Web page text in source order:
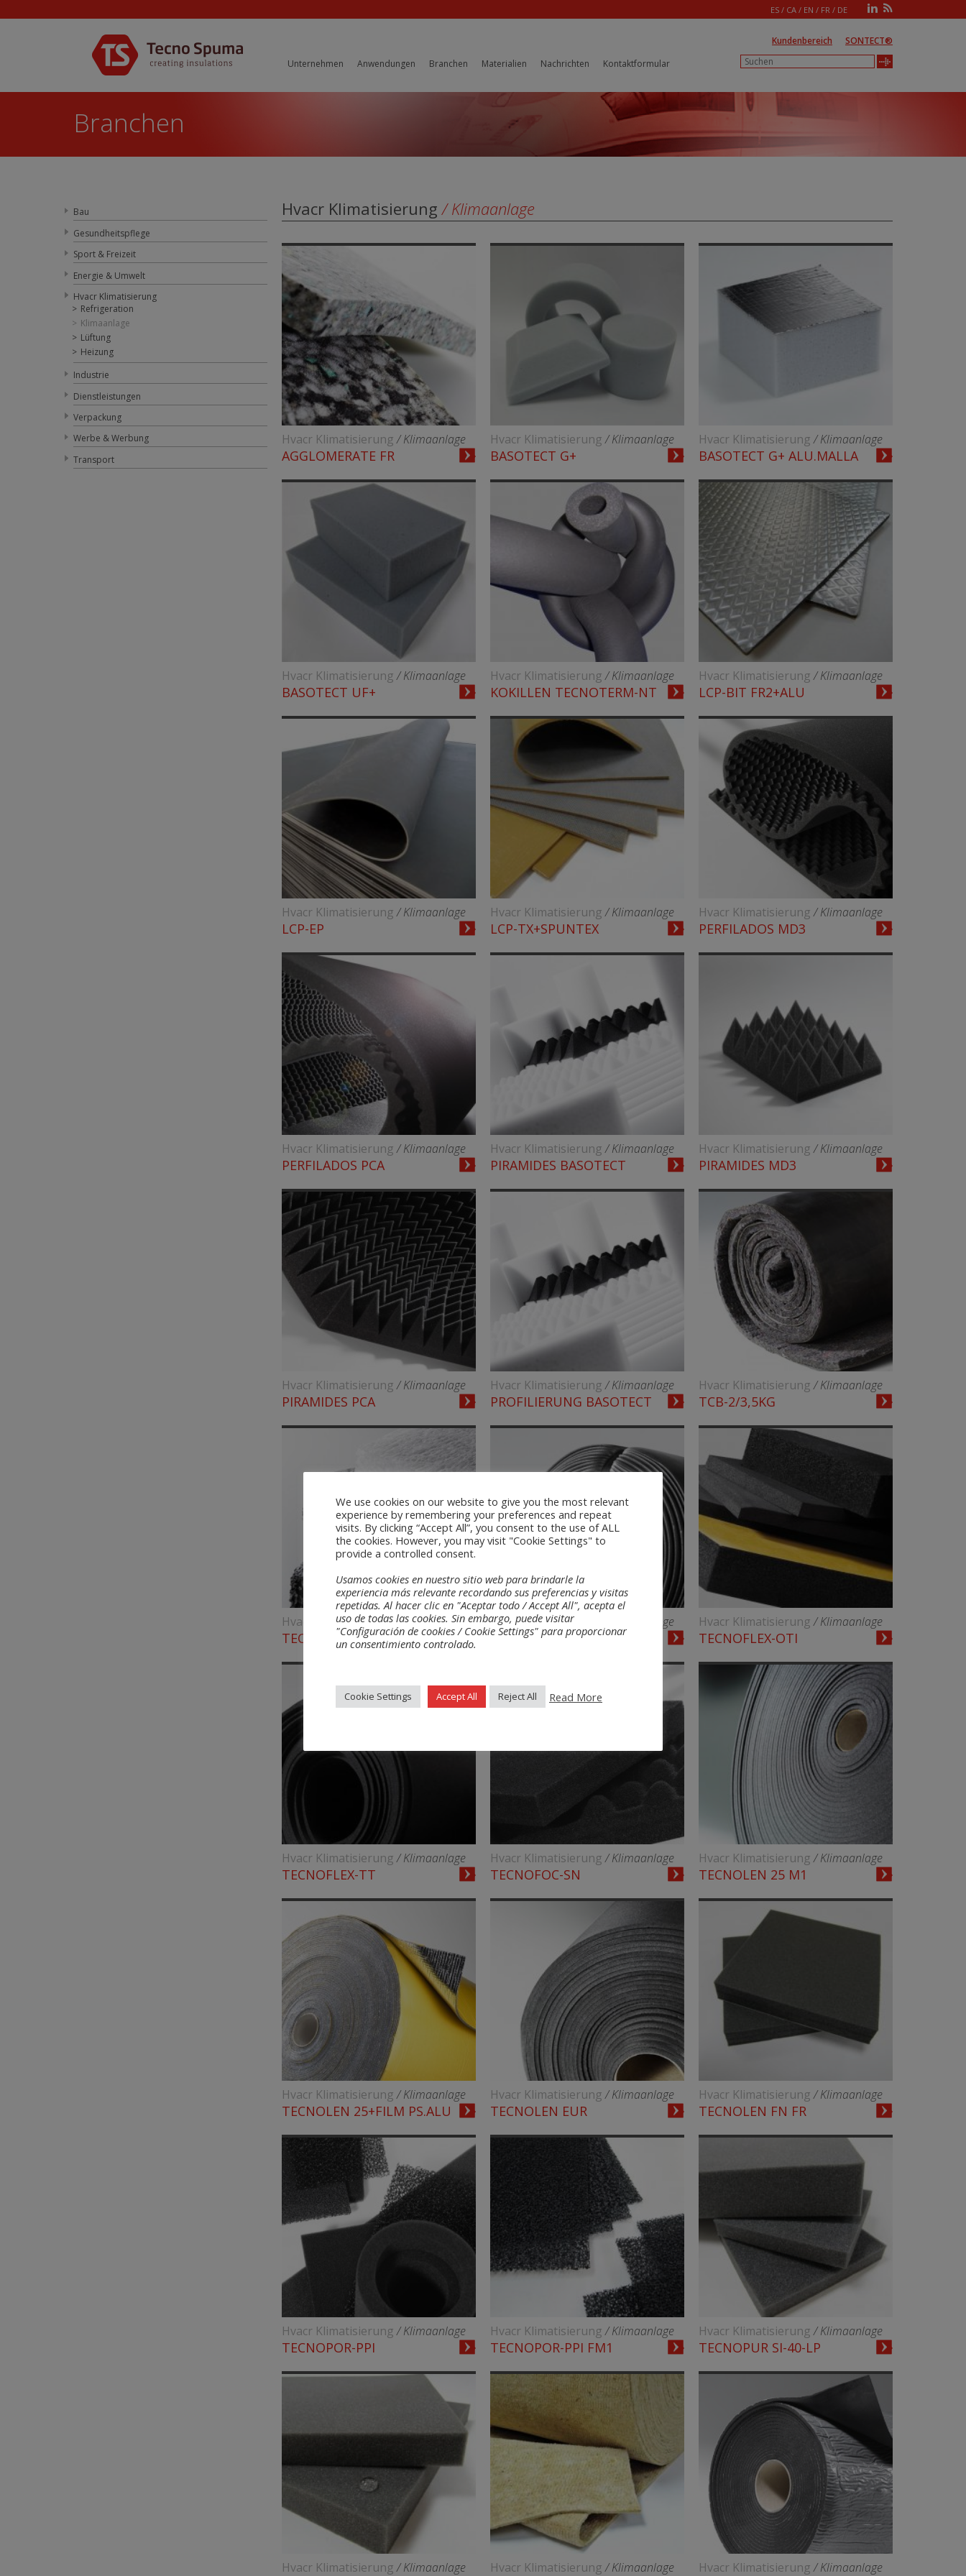
ES / CA / EN / FR / DE
Unternehmen Anwendungen Branchen Materialien Nachrichten Kontaktformular
Kundenbereich SONTECT®
Branchen
Bau
Gesundheitspflege
Sport & Freizeit
Energie & Umwelt
Hvacr Klimatisierung
Refrigeration
Klimaanlage
Lüftung
Heizung
Industrie
Dienstleistungen
Verpackung
Werbe & Werbung
Transport
Hvacr Klimatisierung / Klimaanlage
Hvacr Klimatisierung/ Klimaanlage
AGGLOMERATE FR
Hvacr Klimatisierung/ Klimaanlage
BASOTECT G+
Hvacr Klimatisierung/ Klimaanlage
BASOTECT G+ ALU.MALLA
Hvacr Klimatisierung/ Klimaanlage
BASOTECT UF+
Hvacr Klimatisierung/ Klimaanlage
KOKILLEN TECNOTERM-NT
Hvacr Klimatisierung/ Klimaanlage
LCP-BIT FR2+ALU
Hvacr Klimatisierung/ Klimaanlage
LCP-EP
Hvacr Klimatisierung/ Klimaanlage
LCP-TX+SPUNTEX
Hvacr Klimatisierung/ Klimaanlage
PERFILADOS MD3
Hvacr Klimatisierung/ Klimaanlage
PERFILADOS PCA
Hvacr Klimatisierung/ Klimaanlage
PIRAMIDES BASOTECT
Hvacr Klimatisierung/ Klimaanlage
PIRAMIDES MD3
Hvacr Klimatisierung/ Klimaanlage
PIRAMIDES PCA
Hvacr Klimatisierung/ Klimaanlage
PROFILIERUNG BASOTECT
Hvacr Klimatisierung/ Klimaanlage
TCB-2/3,5KG
Hvacr Klimatisierung/ Klimaanlage
TECNO-PACK W FR
Hvacr Klimatisierung / Klimaanlage
TECNOCEL VS
Hvacr Klimatisierung/ Klimaanlage
TECNOFLEX-OTI
Hvacr Klimatisierung/ Klimaanlage
TECNOFLEX-TT
Hvacr Klimatisierung/ Klimaanlage
TECNOFOC-SN
Hvacr Klimatisierung/ Klimaanlage
TECNOLEN 25 M1
Hvacr Klimatisierung/ Klimaanlage
TECNOLEN 25+FILM PS.ALU
Hvacr Klimatisierung/ Klimaanlage
TECNOLEN EUR
Hvacr Klimatisierung/ Klimaanlage
TECNOLEN FN FR
Hvacr Klimatisierung/ Klimaanlage
TECNOPOR-PPI
Hvacr Klimatisierung/ Klimaanlage
TECNOPOR-PPI FM1
Hvacr Klimatisierung/ Klimaanlage
TECNOPUR SI-40-LP
Hvacr Klimatisierung/ Klimaanlage Hvacr Klimatisierung/ Klimaanlage Hvacr Klimatisierung/ Klimaanlage
We use cookies on our website to give you the most relevant
experience by remembering your preferences and repeat
visits. By clicking “Accept All”, you consent to the use of ALL
the cookies. However, you may visit "Cookie Settings" to
provide a controlled consent.
Usamos cookies en nuestro sitio web para brindarle la
experiencia más relevante recordando sus preferencias y visitas
repetidas. Al hacer clic en "Aceptar todo / Accept All", acepta el
uso de todas las cookies. Sin embargo, puede visitar
"Configuración de cookies / Cookie Settings" para proporcionar
un consentimiento controlado.
Cookie Settings Accept All Reject All Read More